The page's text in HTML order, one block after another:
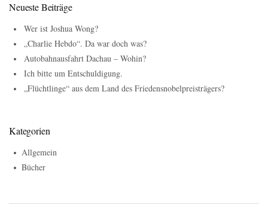
Neueste Beiträge
Wer ist Joshua Wong?
„Charlie Hebdo“. Da war doch was?
Autobahnausfahrt Dachau – Wohin?
Ich bitte um Entschuldigung.
„Flüchtlinge“ aus dem Land des Friedensnobelpreisträgers?
Kategorien
Allgemein
Bücher